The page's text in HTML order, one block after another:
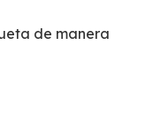
de manera